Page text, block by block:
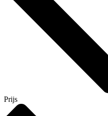
Prijs